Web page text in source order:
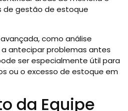
de gestão de estoque
como análise
antecipar problemas antes
ser especialmente útil para
ou o excesso de estoque em
da Equipe